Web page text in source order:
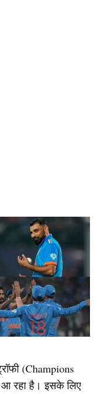
(Champions
रहा है। इसके लिए